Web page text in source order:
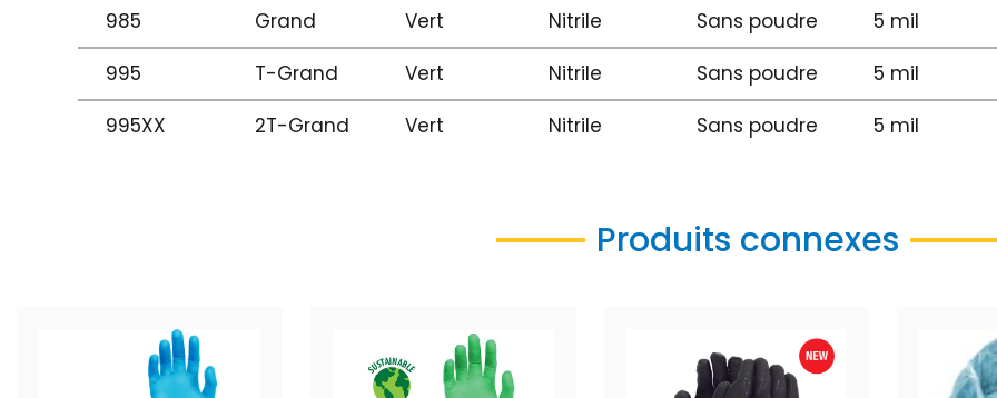
985
Grand Vert Nitrile Sans poudre
5 mil
995
T-Grand Vert Nitrile Sans poudre
5 mil
995XX
2T-Grand Vert Nitrile Sans poudre 5 mil
Produits connexes